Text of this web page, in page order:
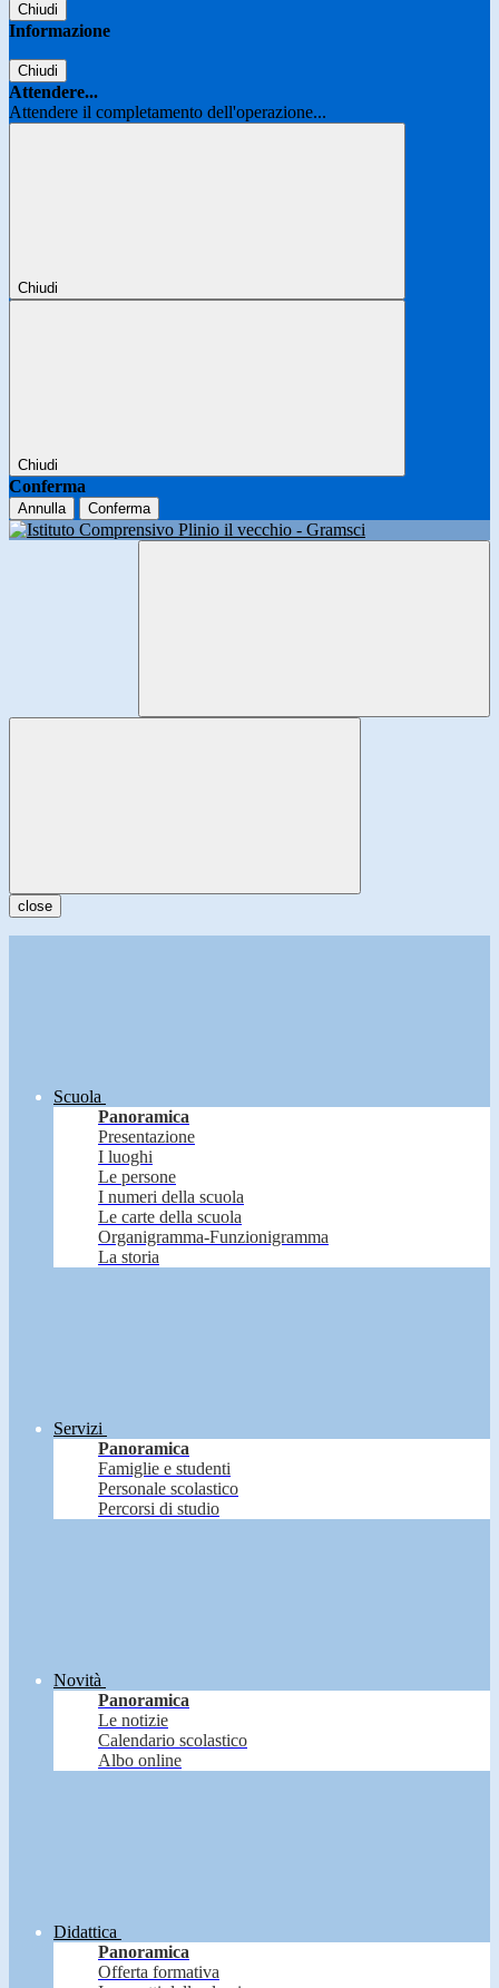
Chiudi
Informazione
Chiudi
Attendere...
Attendere il completamento dell'operazione...
Chiudi
Chiudi
Conferma
Annulla Conferma
close
Scuola
Panoramica
Presentazione
I luoghi
Le persone
I numeri della scuola
Le carte della scuola
Organigramma-Funzionigramma
La storia
Servizi
Panoramica
Famiglie e studenti
Personale scolastico
Percorsi di studio
Novità
Panoramica
Le notizie
Calendario scolastico
Albo online
Didattica
Panoramica
Offerta formativa